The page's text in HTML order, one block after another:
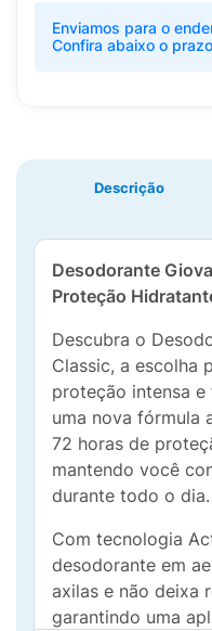
Enviamos para o
Confira abaixo o
Descrição
Desodorante
Proteção
Descubra o
Classic, a escolha
proteção intensa
uma nova fórmula
72 horas de
mantendo você
durante todo o dia.
Com tecnologia
desodorante em
axilas e não deixa
garantindo uma